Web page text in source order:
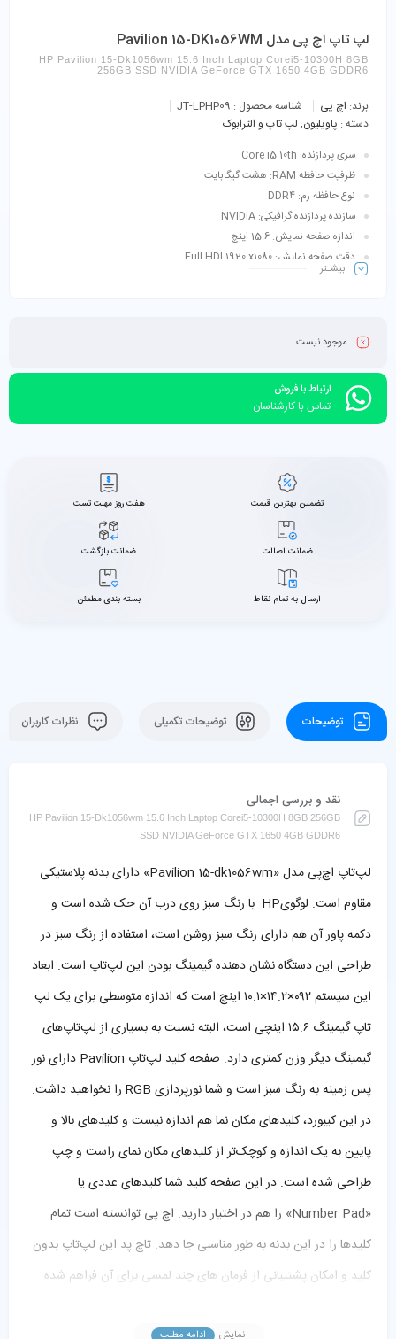
لپ تاپ اچ پی مدل Pavilion 15-DK1056WM
HP Pavilion 15-Dk1056wm 15.6 Inch Laptop Corei5-10300H 8GB
256GB SSD NVIDIA GeForce GTX 1650 4GB GDDR6
برند: اچ پی شناسه محصول : JT-LPHP09
دسته : پاویلیون, لپ تاپ و الترابوک
سری پردازنده: Core i5 10th
ظرفیت حافظه RAM: هشت گیگابایت
نوع حافظه رم: DDR4
سازنده پردازنده گرافیکی: NVIDIA
اندازه صفحه نمایش: 15.6 اینچ
دقت صفحه نمایش: Full HD| 1920 x1080
طبقه‌بندی: مخصوص بازی ، کاربری مالتی‌مدیا
بیشـتر
موجود نیست
ارتباط با فروش
تماس با کارشناسان
تضمین بهترین قیمت هفت روز مهلت تست
ضمانت اصالت ضمانت بازگشت
ارسال به تمام نقاط بسته بندی مطمئن
توضیحات توضیحات تکمیلی نظرات کاربران
نقد و بررسی اجمالی
HP Pavilion 15-Dk1056wm 15.6 Inch Laptop Corei5-10300H 8GB 256GB
SSD NVIDIA GeForce GTX 1650 4GB GDDR6
لپ‌تاپ اچ‌پی مدل «Pavilion 15-dk1056wm» دارای بدنه پلاستیکی
مقاوم است. لوگویHP با رنگ سبز روی درب آن حک شده است و
دکمه پاور آن هم دارای رنگ سبز روشن است، استفاده از رنگ سبز در
طراحی این دستگاه نشان دهنده گیمینگ بودن این لپ‌تاپ است. ابعاد
این سیستم ۰۹۲×۱۴.۲×۱۰.۱ اینچ است که اندازه متوسطی برای یک لپ
تاپ گیمینگ ۱۵.۶ اینچی است، البته نسبت به بسیاری از لپ‌تاپ‌های
گیمینگ دیگر وزن کمتری دارد. صفحه کلید لپ‌تاپ Pavilion دارای نور
پس زمینه به رنگ سبز است و شما نورپردازی RGB را نخواهید داشت.
در این کیبورد، کلیدهای مکان نما هم اندازه نیست و کلیدهای بالا و
پایین به یک اندازه و کوچک‌تر از کلیدهای مکان نمای راست و چپ
طراحی شده است. در این صفحه کلید شما کلیدهای عددی یا
«Number Pad» را هم در اختیار دارید. اچ پی توانسته است تمام
کلیدها را در این بدنه به طور مناسبی جا دهد. تاچ پد این لپ‌تاپ بدون
کلید و امکان پشتیبانی از فرمان های چند لمسی برای آن فراهم شده
نمایش ادامه مطلب